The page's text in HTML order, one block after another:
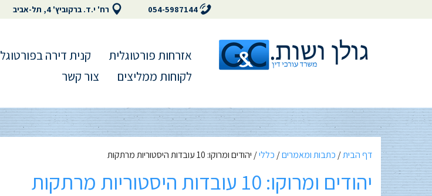
054-5987144 רח' י.ד. ברקוביץ' 4, תל-אביב
אזרחות פורטוגלית קנית דירה בפורטוגל
לקוחות ממליצים
צור קשר
דף הבית/ כתבות ומאמרים/ כללי/ יהודים ומרוקו: 10 עובדות היסטוריות מרתקות
יהודים ומרוקו: 10 עובדות היסטוריות מרתקות